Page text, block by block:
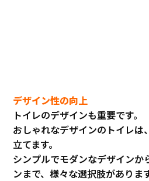
デザイン性の向上
トイレのデザインも重要です。
おしゃれなデザインのトイレは
立てます。
シンプルでモダンなデザインか
ンまで、様々な選択肢があります